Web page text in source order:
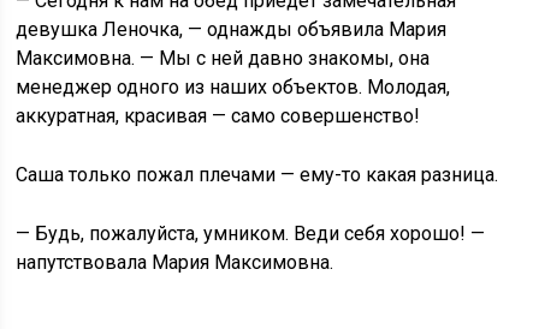
девушка Леночка, — однажды объявила Мария
Максимовна. — Мы с ней давно знакомы, она
менеджер одного из наших объектов. Молодая,
аккуратная, красивая — само совершенство!
Саша только пожал плечами — ему-то какая разница.
— Будь, пожалуйста, умником. Веди себя хорошо! —
напутствовала Мария Максимовна.